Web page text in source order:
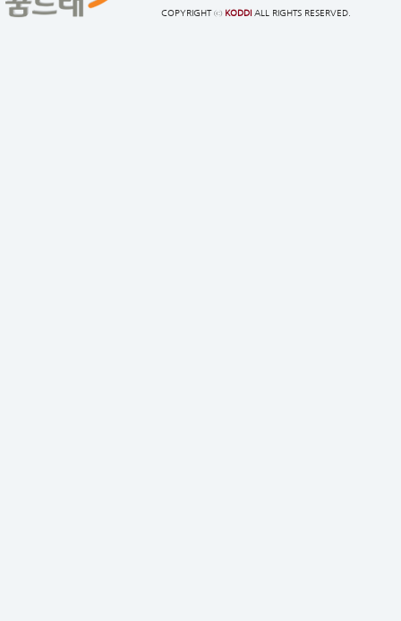
COPYRIGHT ⓒ KODDI ALL RIGHTS RESERVED.